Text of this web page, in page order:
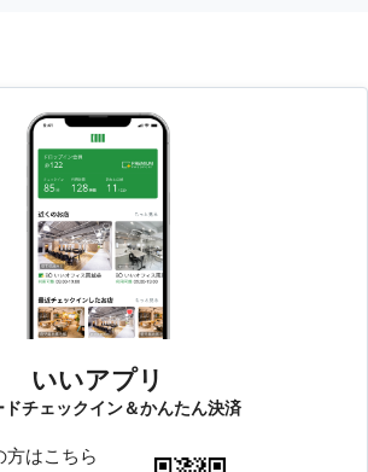
いいアプリ
ドチェックイン＆かんたん決済
方はこちら